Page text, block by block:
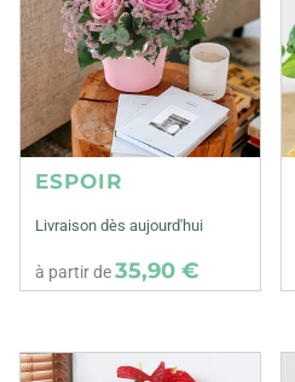
ESPOIR
Livraison dès aujourd'hui
à partir de35,90 €